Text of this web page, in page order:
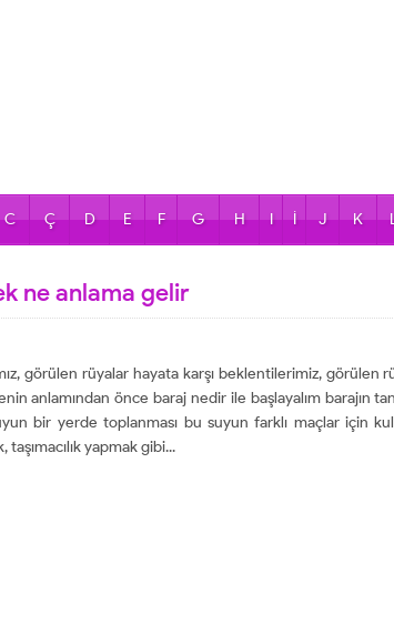
C Ç D E F G H I İ J K
ne anlama gelir
görülen rüyalar hayata karşı beklentilerimiz, görülen
anlamından önce baraj nedir ile başlayalım barajın
bir yerde toplanması bu suyun farklı maçlar için
yapmak gibi...